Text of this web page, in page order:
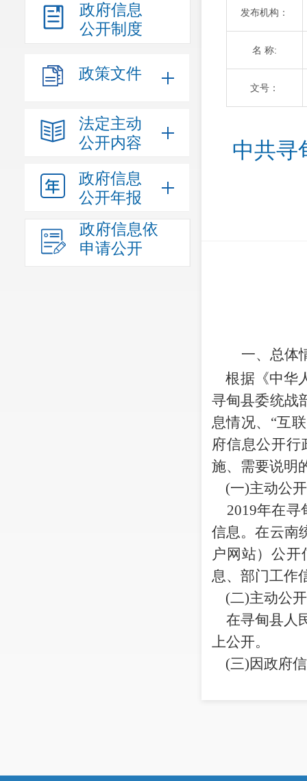
政府信息
公开制度
政策文件
法定主动
公开内容
政府信息
公开年报
政府信息依
申请公开
发布机构：
名 称:
文号：
中共寻
一、总体
根据《中华
寻甸县委统战
息情况、 “互
府信息公开
施、需要说明
(一)主动公
2019年在寻
信息。在云南
户网站）公开
息、部门工作
(二)主动公
在寻甸县人
上公开。
(三)因政府